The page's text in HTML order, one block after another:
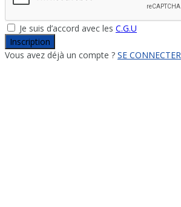
Je suis d’accord avec les C.G.U
Inscription
Vous avez déjà un compte ? SE CONNECTER